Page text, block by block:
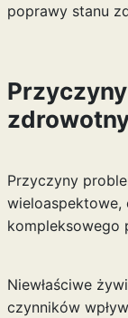
poprawy stanu
Przyczyny
wieloaspektowe,
kompleksowego
Niewłaściwe
czynników